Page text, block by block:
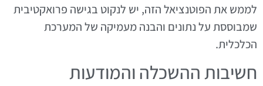
לממש את הפוטנציאל הזה, יש לנקוט בגישה פרואקטיבית
שמבוססת על נתונים והבנה מעמיקה של המערכת
הכלכלית.
חשיבות ההשכלה והמודעות